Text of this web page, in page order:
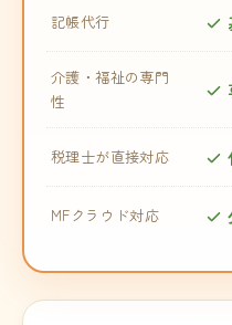
記帳代行
介護・福祉の専門
性
税理士が直接対応
MFクラウド対応